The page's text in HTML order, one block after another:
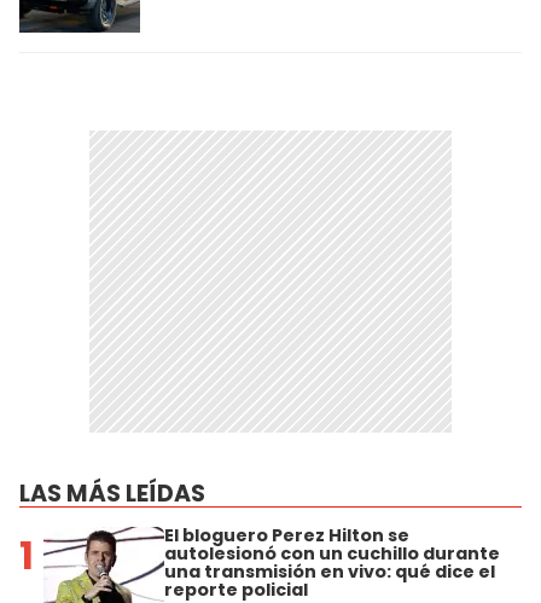
LAS MÁS LEÍDAS
1 El bloguero Perez Hilton se
autolesionó con un cuchillo durante
una transmisión en vivo: qué dice el
reporte policial